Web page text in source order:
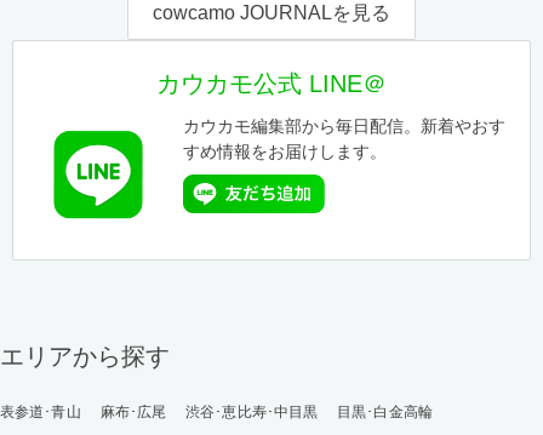
cowcamo JOURNALを見る
カウカモ公式 LINE＠
カウカモ編集部から毎日配信。新着やおす
すめ情報をお届けします。
エリアから探す
表参道･青山 麻布･広尾 渋谷･恵比寿･中目黒
目黒･白金高輪